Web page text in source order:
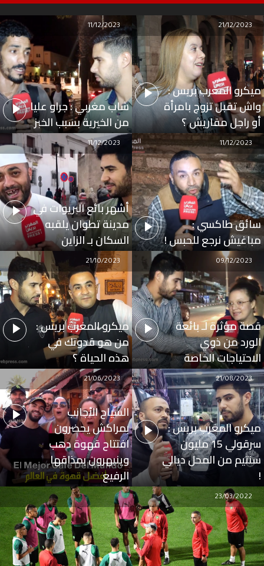
ميكرو المغرب بريس :
واش تقبل تزوج بامرأة
أو راجل مقاريش ؟
21/12/2023
شاب مغربي : جراو عليا
من الخيرية بسبب الخبز
11/12/2023
سائق طاكسي :
مباغيش نرجع للحبس !
11/12/2023
أشهر بائع البريوات في
مدينة تطوان يلقبه
السكان بـ الزاين
11/12/2023
قصة مؤثرة لـ بائعة
الورد من ذوي
الاحتياجات الخاصة
09/12/2023
ميكرو المغرب بريس :
من هو قدوتك في
هذه الحياة ؟
21/10/2023
ميكرو المغرب بريس :
سرقولي 15 مليون
سنتيم من المحل ديالي
!
21/08/2023
السياح الأجانب
بمراكش يحضرون
افتتاح قهوة دهب
وينبهرون بمذاقها
الرفيع
21/06/2023
23/03/2022